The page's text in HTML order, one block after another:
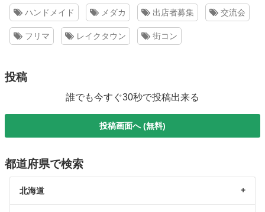
ハンドメイド メダカ 出店者募集 交流会
フリマ レイクタウン 街コン
投稿
誰でも今すぐ30秒で投稿出来る
投稿画面へ (無料)
都道府県で検索
北海道